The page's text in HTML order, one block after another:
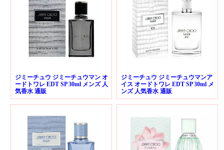
ジミーチュウ ジミーチュウマン オ
ードトワレ EDT SP 30ml メンズ 人
気香水 通販
ジミーチュウ ジミーチュウマンア
イス オードトワレ EDT SP 30ml メ
ンズ 人気香水 通販